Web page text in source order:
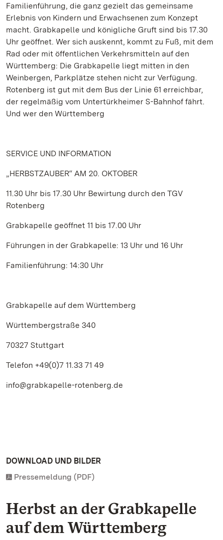
Familienführung, die ganz gezielt das gemeinsame
Erlebnis von Kindern und Erwachsenen zum Konzept
macht. Grabkapelle und königliche Gruft sind bis 17.30
Uhr geöffnet. Wer sich auskennt, kommt zu Fuß, mit dem
Rad oder mit öffentlichen Verkehrsmitteln auf den
Württemberg: Die Grabkapelle liegt mitten in den
Weinbergen, Parkplätze stehen nicht zur Verfügung.
Rotenberg ist gut mit dem Bus der Linie 61 erreichbar,
der regelmäßig vom Untertürkheimer S-Bahnhof fährt.
Und wer den Württemberg
SERVICE UND INFORMATION
„HERBSTZAUBER“ AM 20. OKTOBER
11.30 Uhr bis 17.30 Uhr Bewirtung durch den TGV
Rotenberg
Grabkapelle geöffnet 11 bis 17.00 Uhr
Führungen in der Grabkapelle: 13 Uhr und 16 Uhr
Familienführung: 14:30 Uhr
Grabkapelle auf dem Württemberg
Württembergstraße 340
70327 Stuttgart
Telefon +49(0)7 11.33 71 49
info@grabkapelle-rotenberg.de
DOWNLOAD UND BILDER
Pressemeldung (PDF)
Herbst an der Grabkapelle
auf dem Württemberg